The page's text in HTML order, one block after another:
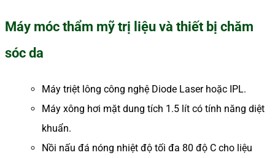
Máy móc thẩm mỹ trị liệu và thiết bị chăm
sóc da
Máy triệt lông công nghệ Diode Laser hoặc IPL.
Máy xông hơi mặt dung tích 1.5 lít có tính năng diệt
khuẩn.
Nồi nấu đá nóng nhiệt độ tối đa 80 độ C cho liệu